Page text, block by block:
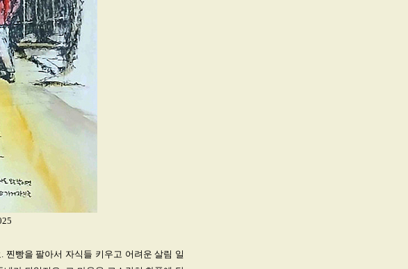
빵을 팔아서 자식들 키우고 어려운 살림 일